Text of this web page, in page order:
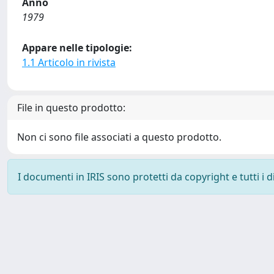
1979
Appare nelle tipologie:
1.1 Articolo in rivista
File in questo prodotto:
Non ci sono file associati a questo prodotto.
I documenti in IRIS sono protetti da copyright e tutti i